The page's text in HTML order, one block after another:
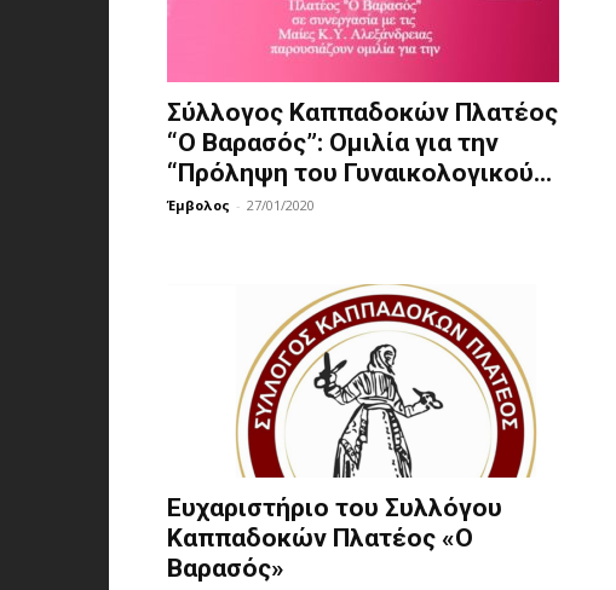
Σύλλογος Καππαδοκών Πλατέος
“Ο Βαρασός”: Ομιλία για την
“Πρόληψη του Γυναικολογικού...
Έμβολος - 27/01/2020
Ευχαριστήριο του Συλλόγου
Καππαδοκών Πλατέος «Ο
Βαρασός»